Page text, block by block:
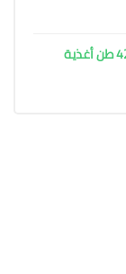
ضربة قوية لتجار اللحوم الفاسدة ومصادرة 42 طن أغذية